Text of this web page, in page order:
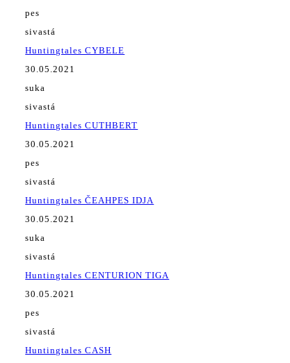
pes
sivastá
Huntingtales CYBELE
30.05.2021
suka
sivastá
Huntingtales CUTHBERT
30.05.2021
pes
sivastá
Huntingtales ČEAHPES IDJA
30.05.2021
suka
sivastá
Huntingtales CENTURION TIGA
30.05.2021
pes
sivastá
Huntingtales CASH